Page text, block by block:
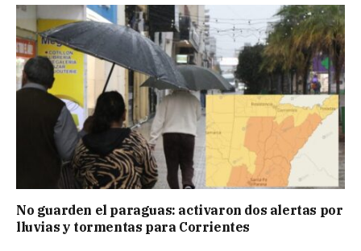
No guarden el paraguas: activaron dos alertas por
lluvias y tormentas para Corrientes